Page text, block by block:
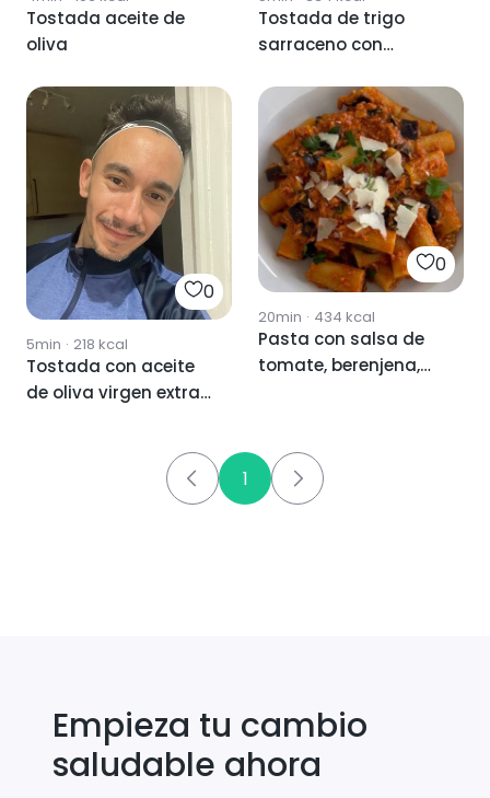
Tostada aceite de
oliva
Tostada de trigo
sarraceno con
oliva virgen extra
0
5min · 218 kcal
Tostada con aceite
de oliva virgen extra
0
20min · 434 kcal
Pasta con salsa de
tomate, berenjena,
1
Empieza tu cambio
saludable ahora